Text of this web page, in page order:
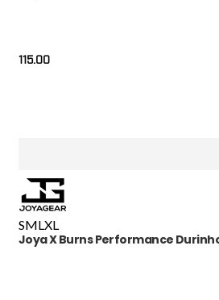
115.00
SML XL
Joya X Burns Performance